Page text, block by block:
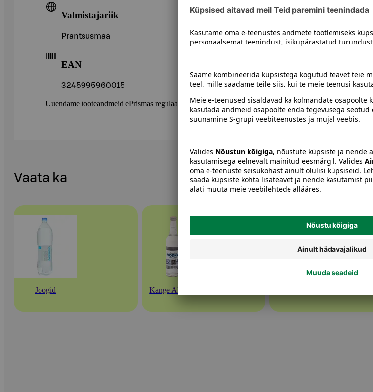
Valmistajariik
Prantsusmaa
EAN
3245995960015
Uuendame tooteandmeid ePrismas regulaarselt. Soovitame siiski toote koostisosi kontrollida ka pakendilt.
Vaata ka
Joogid Kange Alkohol